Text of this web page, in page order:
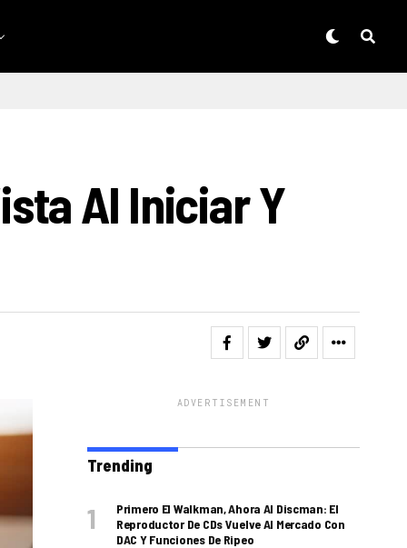
Al Iniciar Y
ADVERTISEMENT
Trending
Primero El Walkman, Ahora Al Discman: El
Reproductor De CDs Vuelve Al Mercado Con
DAC Y Funciones De Ripeo